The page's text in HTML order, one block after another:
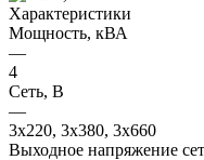
Характеристики
Мощность, кВА
—
4
Сеть, В
—
3x220, 3х380, 3x660
Выходное напряжение